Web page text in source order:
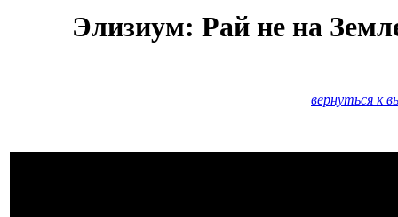
Элизиум: Рай не на
вернуться к